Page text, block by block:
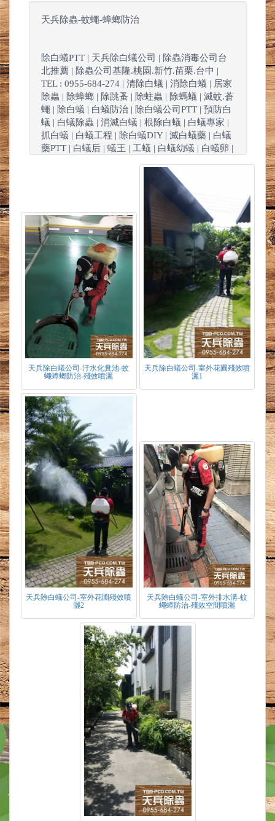
天兵除蟲-蚊蠅-蟑螂防治
除白蟻PTT | 天兵除白蟻公司 | 除蟲消毒公司台
北推薦 | 除蟲公司基隆.桃園.新竹.苗栗.台中 |
TEL : 0955-684-274 | 清除白蟻 | 消除白蟻 | 居家
除蟲 | 除蟑螂 | 除跳蚤 | 除蛀蟲 | 除螞蟻 | 滅蚊.蒼
蠅 | 除白蟻 | 白蟻防治 | 除白蟻公司PTT | 預防白
蟻 | 白蟻除蟲 | 消滅白蟻 | 根除白蟻 | 白蟻專家 |
抓白蟻 | 白蟻工程 | 除白蟻DIY | 滅白蟻藥 | 白蟻
藥PTT | 白蟻后 | 蟻王 | 工蟻 | 白蟻幼蟻 | 白蟻卵 |
天兵除白蟻公司-汙水化糞池-蚊
蠅蟑螂防治-殘效噴灑
天兵除白蟻公司-室外花圃殘效噴
灑1
天兵除白蟻公司-室外花圃殘效噴
灑2
天兵除白蟻公司-室外排水溝-蚊
蠅蟑防治-殘效空間噴灑